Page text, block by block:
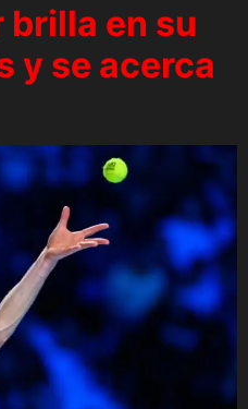
en su
y se acerca